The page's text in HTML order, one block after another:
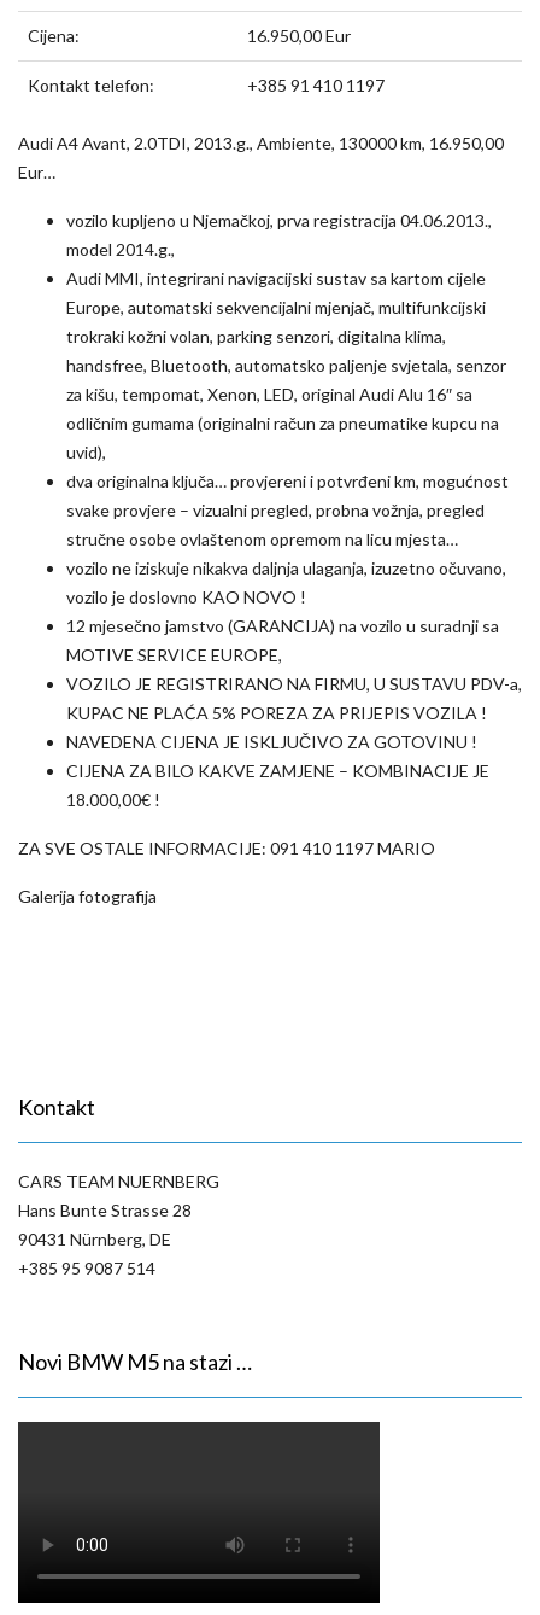
Cijena: 16.950,00 Eur
Kontakt telefon: +385 91 410 1197
Audi A4 Avant, 2.0TDI, 2013.g., Ambiente, 130000 km, 16.950,00
Eur…
vozilo kupljeno u Njemačkoj, prva registracija 04.06.2013.,
model 2014.g.,
Audi MMI, integrirani navigacijski sustav sa kartom cijele
Europe, automatski sekvencijalni mjenjač, multifunkcijski
trokraki kožni volan, parking senzori, digitalna klima,
handsfree, Bluetooth, automatsko paljenje svjetala, senzor
za kišu, tempomat, Xenon, LED, original Audi Alu 16″ sa
odličnim gumama (originalni račun za pneumatike kupcu na
uvid),
dva originalna ključa… provjereni i potvrđeni km, mogućnost
svake provjere – vizualni pregled, probna vožnja, pregled
stručne osobe ovlaštenom opremom na licu mjesta…
vozilo ne iziskuje nikakva daljnja ulaganja, izuzetno očuvano,
vozilo je doslovno KAO NOVO !
12 mjesečno jamstvo (GARANCIJA) na vozilo u suradnji sa
MOTIVE SERVICE EUROPE,
VOZILO JE REGISTRIRANO NA FIRMU, U SUSTAVU PDV-a,
KUPAC NE PLAĆA 5% POREZA ZA PRIJEPIS VOZILA !
NAVEDENA CIJENA JE ISKLJUČIVO ZA GOTOVINU !
CIJENA ZA BILO KAKVE ZAMJENE – KOMBINACIJE JE
18.000,00€ !
ZA SVE OSTALE INFORMACIJE: 091 410 1197 MARIO
Galerija fotografija
Kontakt
CARS TEAM NUERNBERG
Hans Bunte Strasse 28
90431 Nürnberg, DE
+385 95 9087 514
Novi BMW M5 na stazi …